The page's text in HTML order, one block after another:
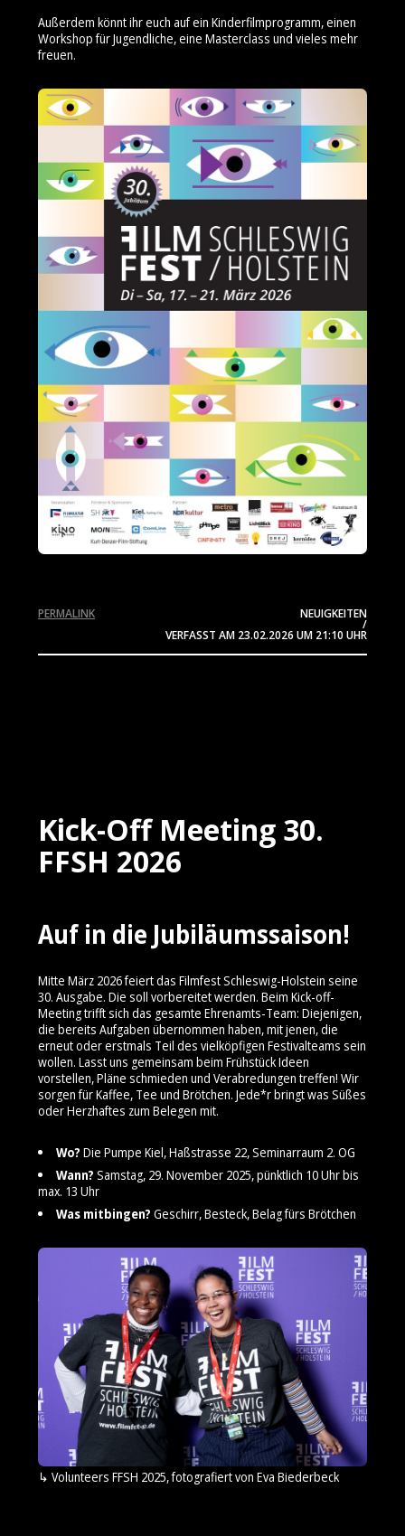
Außerdem könnt ihr euch auf ein Kinderfilmprogramm, einen
Workshop für Jugendliche, eine Masterclass und vieles mehr
freuen.
NEUIGKEITEN
/
VERFASST AM 23.02.2026 UM 21:10 UHR
PERMALINK
Kick-Off Meeting 30.
FFSH 2026
Auf in die Jubiläumssaison!
Mitte März 2026 feiert das Filmfest Schleswig-Holstein seine
30. Ausgabe. Die soll vorbereitet werden. Beim Kick-off-
Meeting trifft sich das gesamte Ehrenamts-Team: Diejenigen,
die bereits Aufgaben übernommen haben, mit jenen, die
erneut oder erstmals Teil des vielköpfigen Festivalteams sein
wollen. Lasst uns gemeinsam beim Frühstück Ideen
vorstellen, Pläne schmieden und Verabredungen treffen! Wir
sorgen für Kaffee, Tee und Brötchen. Jede*r bringt was Süßes
oder Herzhaftes zum Belegen mit.
Wo? Die Pumpe Kiel, Haßstrasse 22, Seminarraum 2. OG
Wann? Samstag, 29. November 2025, pünktlich 10 Uhr bis
max. 13 Uhr
Was mitbingen? Geschirr, Besteck, Belag fürs Brötchen
Volunteers FFSH 2025, fotografiert von Eva Biederbeck